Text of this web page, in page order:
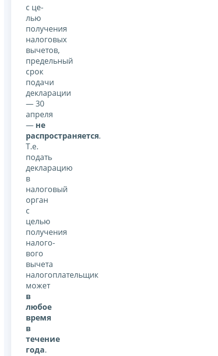
с це­
лью
получения
налоговых
вычетов,
предельный
срок
подачи
декларации
— 30
апреля
— не
распространяется.
Т.е.
подать
декларацию
в
налоговый
орган
с
целью
получения
налого­
вого
вычета
налогоплательщик
может
в
любое
время
в
течение
года.